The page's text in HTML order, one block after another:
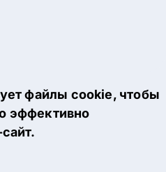
файлы cookie, чтобы
эффективно